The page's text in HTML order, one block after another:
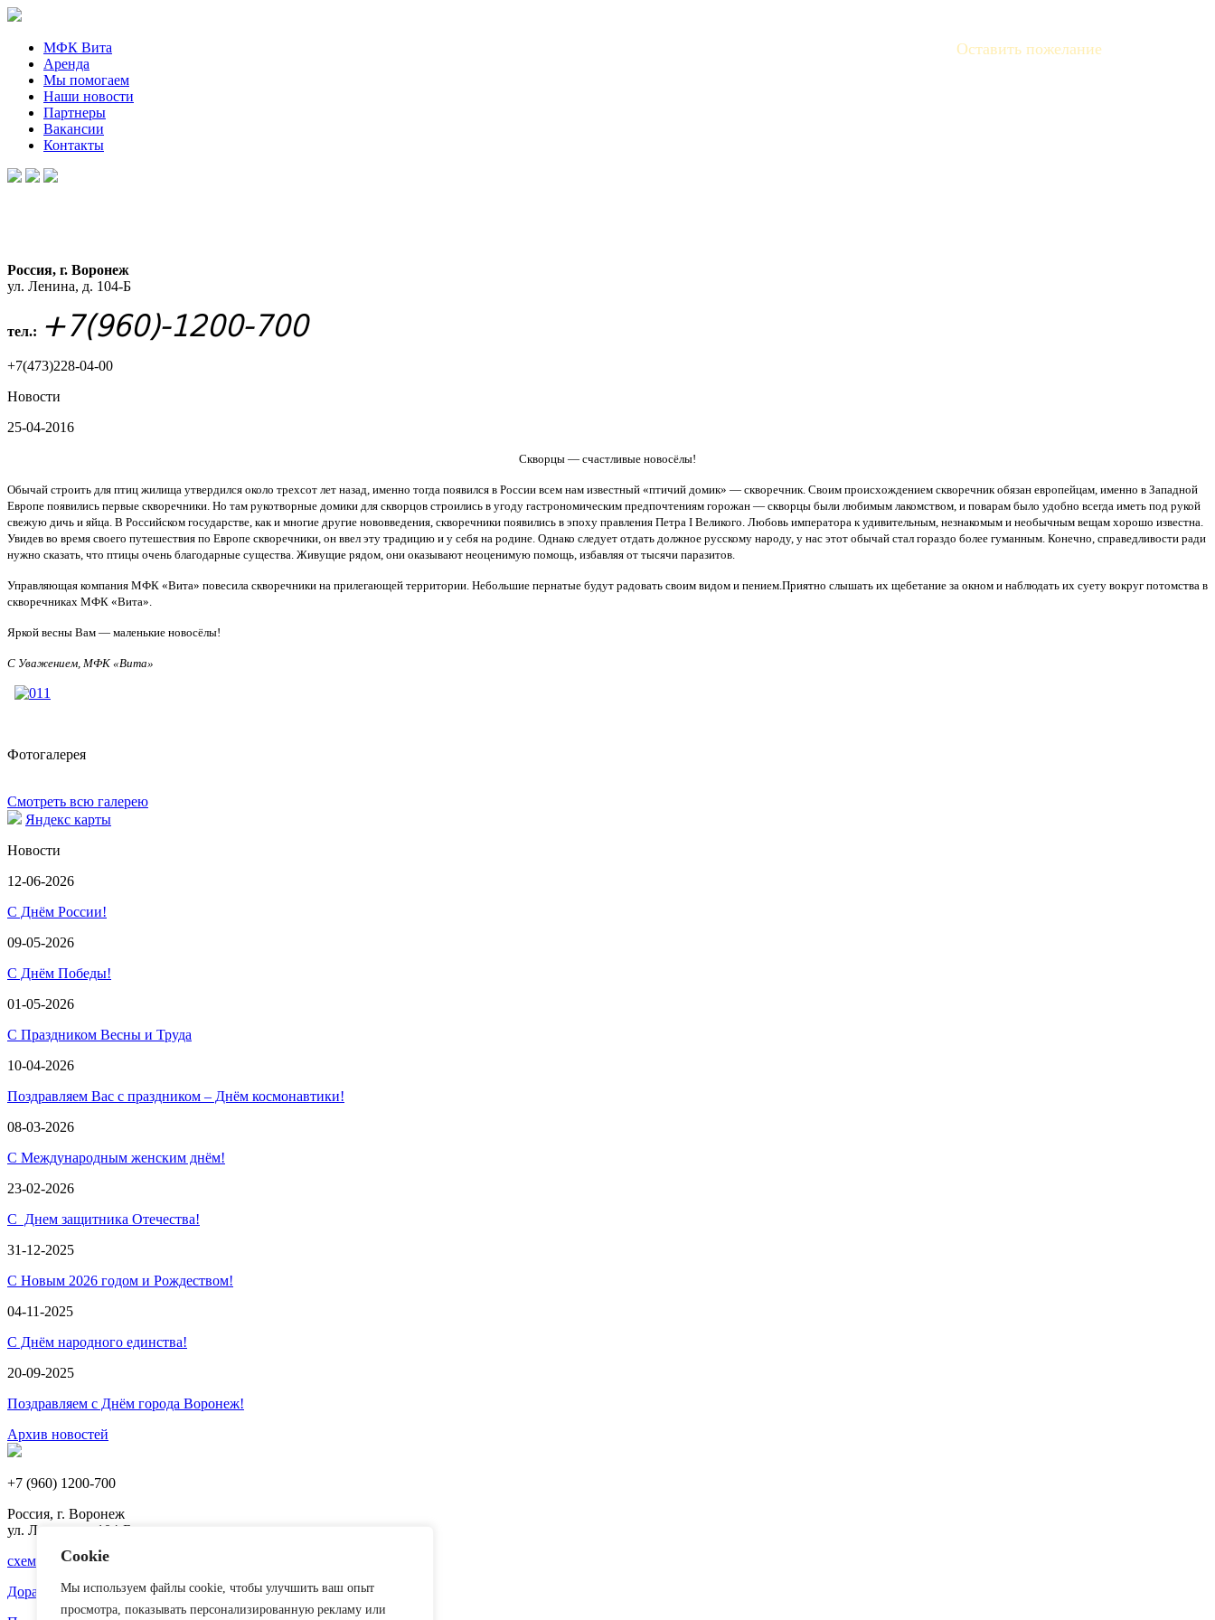
Cookie
Мы используем файлы cookie, чтобы улучшить ваш опыт
просмотра, показывать персонализированную рекламу или
Оставить пожелание
МФК Вита
Аренда
Мы помогаем
Наши новости
Партнеры
Вакансии
Контакты
Россия, г. Воронеж
ул. Ленина, д. 104-Б
тел.: +7(960)-1200-700
+7(473)228-04-00
Новости
25-04-2016
Скворцы — счастливые новосёлы!
Обычай строить для птиц жилища утвердился около трехсот лет назад, именно тогда появился в России всем нам известный «птичий домик» — скворечник. Своим происхождением скворечник обязан европейцам, именно в Западной
Европе появились первые скворечники. Но там рукотворные домики для скворцов строились в угоду гастрономическим предпочтениям горожан — скворцы были любимым лакомством, и поварам было удобно всегда иметь под рукой
свежую дичь и яйца. В Российском государстве, как и многие другие нововведения, скворечники появились в эпоху правления Петра I Великого. Любовь императора к удивительным, незнакомым и необычным вещам хорошо известна.
Увидев во время своего путешествия по Европе скворечники, он ввел эту традицию и у себя на родине. Однако следует отдать должное русскому народу, у нас этот обычай стал гораздо более гуманным. Конечно, справедливости ради
нужно сказать, что птицы очень благодарные существа. Живущие рядом, они оказывают неоценимую помощь, избавляя от тысячи паразитов.
Управляющая компания МФК «Вита» повесила скворечники на прилегающей территории. Небольшие пернатые будут радовать своим видом и пением.Приятно слышать их щебетание за окном и наблюдать их суету вокруг потомства в
скворечниках МФК «Вита».
Яркой весны Вам — маленькие новосёлы!
С Уважением, МФК «Вита»
Фотогалерея
Смотреть всю галерею
Яндекс карты
Новости
12-06-2026
С Днём России!
09-05-2026
С Днём Победы!
01-05-2026
С Праздником Весны и Труда
10-04-2026
Поздравляем Вас с праздником – Днём космонавтики!
08-03-2026
С Международным женским днём!
23-02-2026
С Днем защитника Отечества!
31-12-2025
С Новым 2026 годом и Рождеством!
04-11-2025
С Днём народного единства!
20-09-2025
Поздравляем с Днём города Воронеж!
Архив новостей
+7 (960) 1200-700
Россия, г. Воронеж
ул. Ленина, д. 104-Б
схема проезда
Доработка сайтавеб-студия Team-B